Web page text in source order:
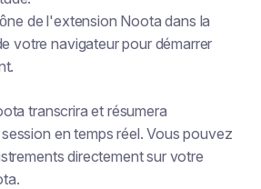
de l'extension Noota dans la
votre navigateur pour démarrer
transcrira et résumera
en temps réel. Vous pouvez
directement sur votre